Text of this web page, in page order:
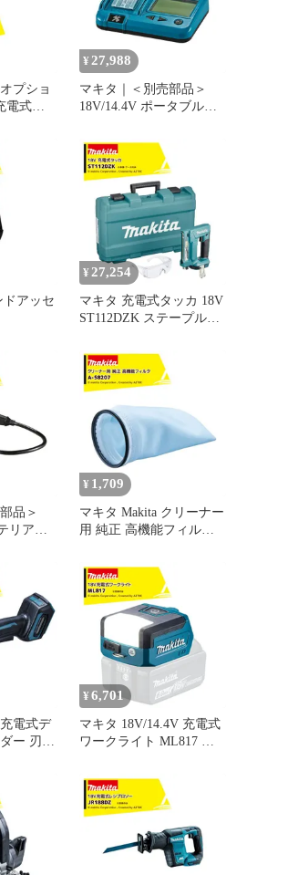
プショ
電式ク
¥ 27,988
マキタ｜＜別売部品＞
18V/14.4V ポータブルバ
A-61488
ドアッセ
¥ 27,254
マキタ 充電式タッカ 18V
ST112DZK ステープル長
ー・充電器別売 本体のみ
ケース付属 正規パッケー
ジ品
品＞
リアダ
¥ 1,709
マキタ Makita クリーナー
用 純正 高機能フィルタ 1
交換用 消耗品 ごみパッ
ク A-58207
電式デ
ー 刃径
ス別売
線連動
¥ 6,701
マキタ 18V/14.4V 充電式
ワークライト ML817 本
パクトサイズ、USB出力
付